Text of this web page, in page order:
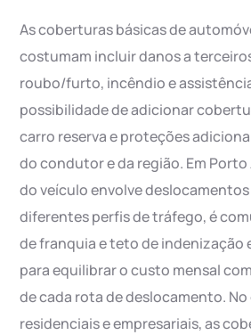
As coberturas básicas de
costumam incluir danos a
roubo/furto, incêndio e
possibilidade de adicionar
carro reserva e proteções
do condutor e da região. Em Porto
do veículo envolve
diferentes perfis de tráfego, é
de franquia e teto de indenização
para equilibrar o custo mensal
de cada rota de deslocamento. No
residenciais e empresariais, as